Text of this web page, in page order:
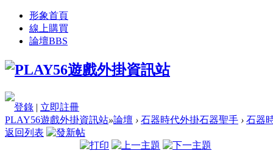
形象首頁
線上購買
論壇BBS
登錄 | 立即註冊
PLAY56遊戲外掛資訊站»論壇 › 石器時代外掛石器聖手 › 石器
返回列表